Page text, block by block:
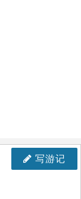
写游记